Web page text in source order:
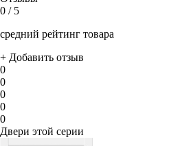
0 / 5
средний рейтинг товара
+ Добавить отзыв
0
0
0
0
0
Двери этой серии